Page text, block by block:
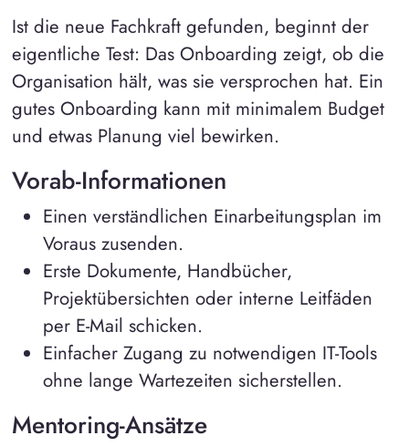
Ist die neue Fachkraft gefunden, beginnt der
eigentliche Test: Das Onboarding zeigt, ob die
Organisation hält, was sie versprochen hat. Ein
gutes Onboarding kann mit minimalem Budget
und etwas Planung viel bewirken.
Vorab-Informationen
Einen verständlichen Einarbeitungsplan im
Voraus zusenden.
Erste Dokumente, Handbücher,
Projektübersichten oder interne Leitfäden
per E-Mail schicken.
Einfacher Zugang zu notwendigen IT-Tools
ohne lange Wartezeiten sicherstellen.
Mentoring-Ansätze